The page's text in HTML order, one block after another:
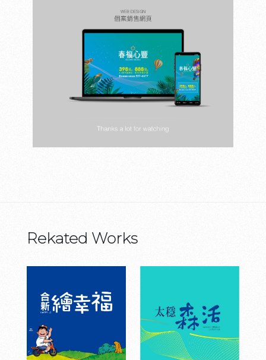
Rekated Works